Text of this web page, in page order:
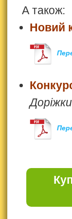
А також:
Новий